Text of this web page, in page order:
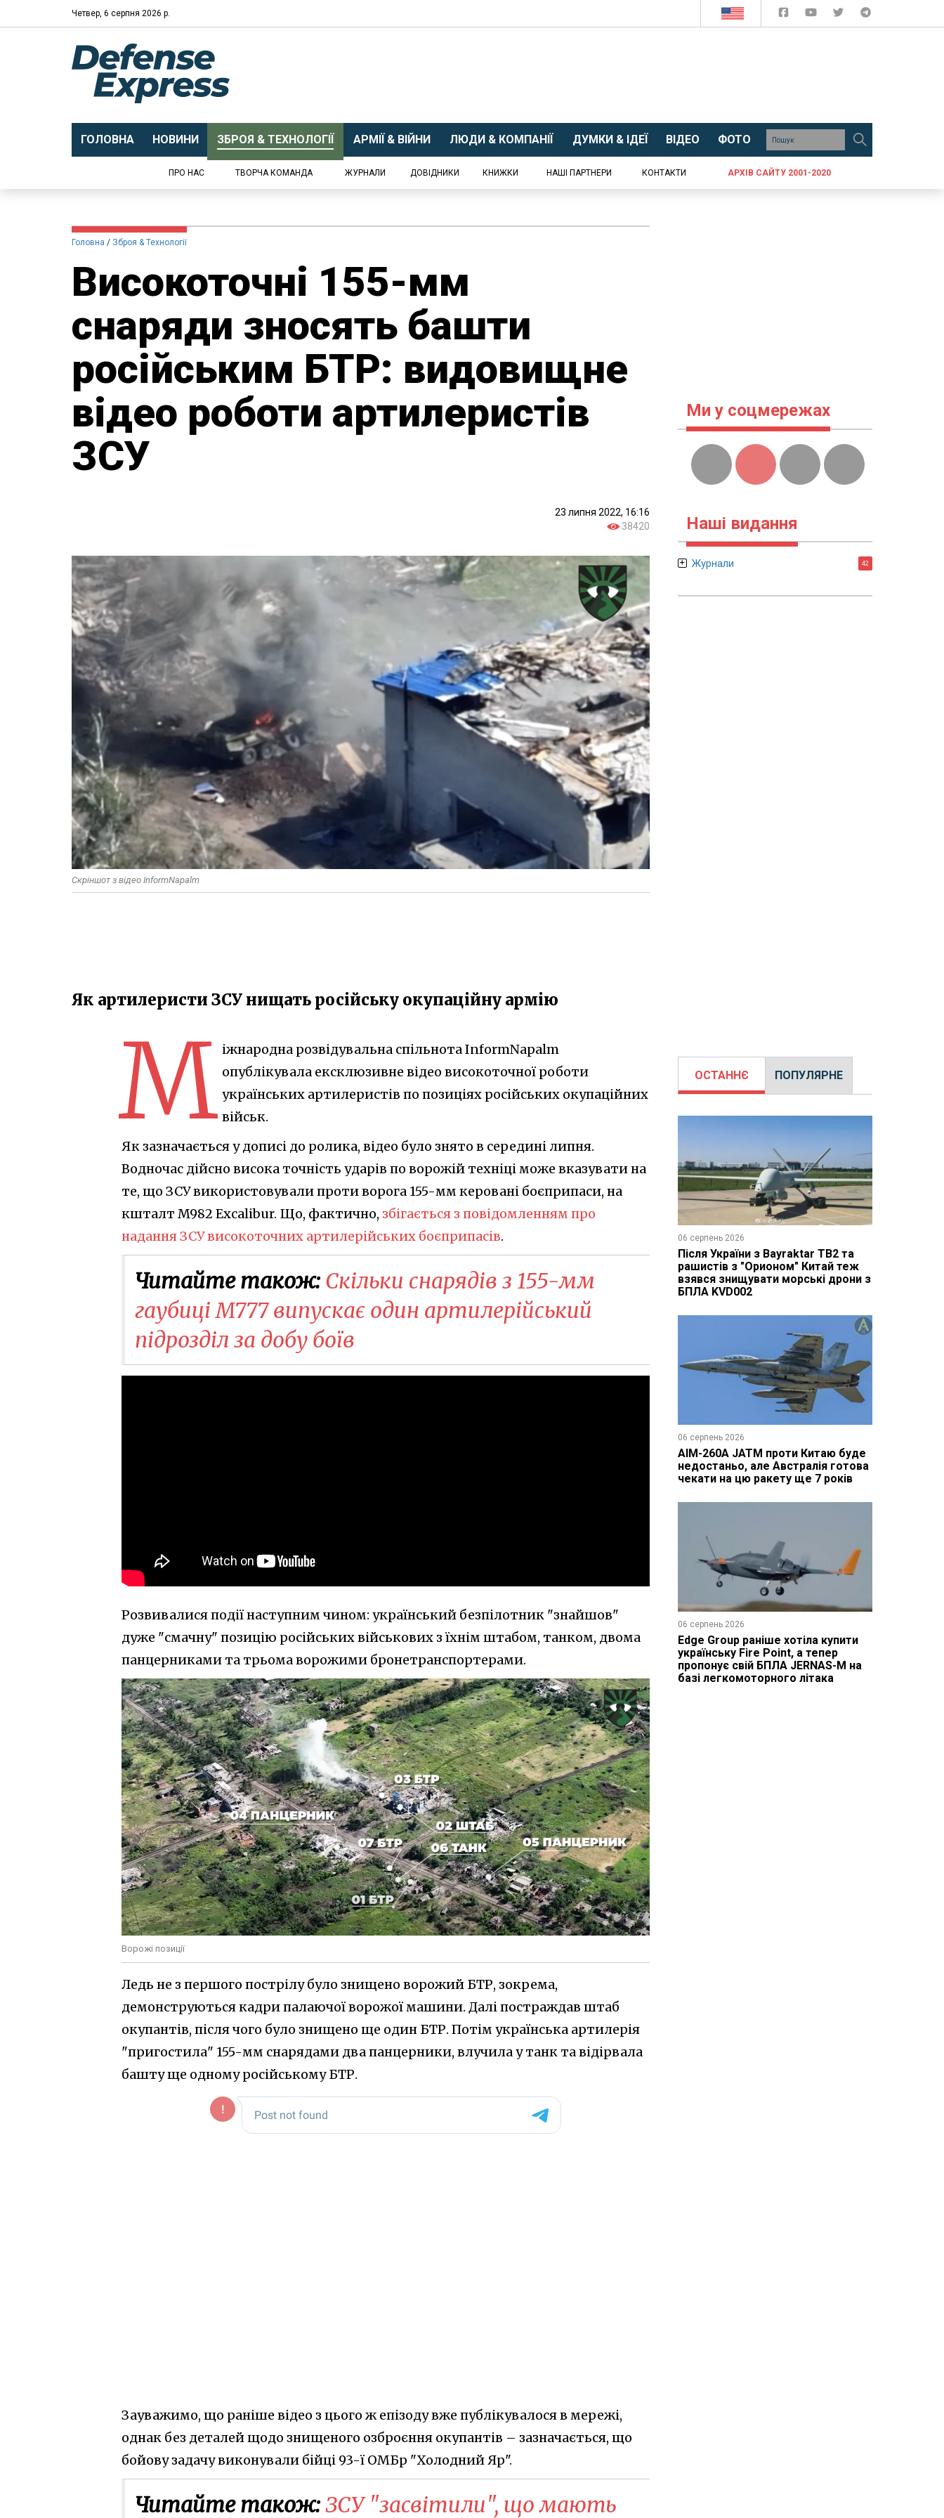
Четвер, 6 серпня 2026 р.
ГОЛОВНА НОВИНИ ЗБРОЯ & ТЕХНОЛОГІЇ АРМІЇ & ВІЙНИ ЛЮДИ & КОМПАНІЇ ДУМКИ & ІДЕЇ ВІДЕО ФОТО
ПРО НАС ТВОРЧА КОМАНДА ЖУРНАЛИ ДОВІДНИКИ КНИЖКИ НАШІ ПАРТНЕРИ КОНТАКТИ АРХІВ САЙТУ 2001-2020
Головна Зброя & Технології
Високоточні 155-мм
снаряди зносять башти
російським БТР: видовищне
відео роботи артилеристів
ЗСУ
23 липня 2022, 16:16
38420
Скріншот з відео InformNapalm
Як артилеристи ЗСУ нищать російську окупаційну армію
М іжнародна розвідувальна спільнота InformNapalm
опублікувала ексклюзивне відео високоточної роботи
українських артилеристів по позиціях російських окупаційних
військ.
Як зазначається у дописі до ролика, відео було знято в середині липня.
Водночас дійсно висока точність ударів по ворожій техніці може вказувати на
те, що ЗСУ використовували проти ворога 155-мм керовані боєприпаси, на
кшталт M982 Excalibur. Що, фактично, збігається з повідомленням про
надання ЗСУ високоточних артилерійських боєприпасів.
Читайте також: Скільки снарядів з 155-мм
гаубиці M777 випускає один артилерійський
підрозділ за добу боїв
Розвивалися події наступним чином: український безпілотник "знайшов"
дуже "смачну" позицію російських військових з їхнім штабом, танком, двома
панцерниками та трьома ворожими бронетранспортерами.
Ворожі позиції
Ледь не з першого пострілу було знищено ворожий БТР, зокрема,
демонструються кадри палаючої ворожої машини. Далі постраждав штаб
окупантів, після чого було знищено ще один БТР. Потім українська артилерія
"пригостила" 155-мм снарядами два панцерники, влучила у танк та відірвала
башту ще одному російському БТР.
Зауважимо, що раніше відео з цього ж епізоду вже публікувалося в мережі,
однак без деталей щодо знищеного озброєння окупантів – зазначається, що
бойову задачу виконували бійці 93-ї ОМБр "Холодний Яр".
Читайте також:ЗСУ "засвітили", що мають
Ми у соцмережах
Наші видання
Журнали 42
ОСТАННЄ ПОПУЛЯРНЕ
06 серпень 2026
Після України з Bayraktar TB2 та
рашистів з "Орионом" Китай теж
взявся знищувати морські дрони з
БПЛА KVD002
06 серпень 2026
AIM-260A JATM проти Китаю буде
недостаньо, але Австралія готова
чекати на цю ракету ще 7 років
06 серпень 2026
Edge Group раніше хотіла купити
українську Fire Point, а тепер
пропонує свій БПЛА JERNAS-M на
базі легкомоторного літака